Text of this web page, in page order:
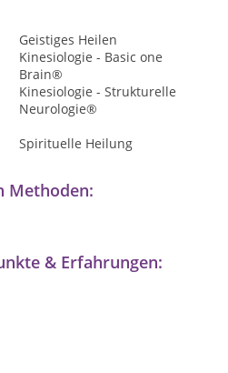
Geistiges Heilen
Kinesiologie - Basic one
Brain®
Kinesiologie - Strukturelle
Neurologie®
Spirituelle Heilung
Methoden:
& Erfahrungen: